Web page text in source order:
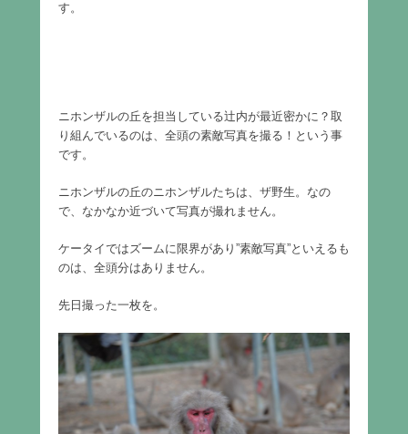
す。
ニホンザルの丘を担当している辻内が最近密かに？取
り組んでいるのは、全頭の素敵写真を撮る！という事
です。
ニホンザルの丘のニホンザルたちは、ザ野生。なの
で、なかなか近づいて写真が撮れません。
ケータイではズームに限界があり”素敵写真”といえるも
のは、全頭分はありません。
先日撮った一枚を。